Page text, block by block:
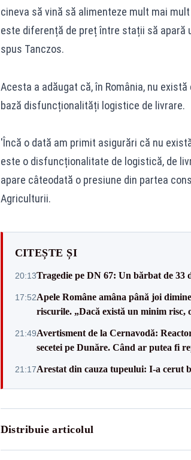
cineva să vină să alimenteze mult mai
este diferență de preț între stații să apară
spus Tanczos.
Acesta a adăugat că, în România, nu
bază disfuncționalități logistice de livrare.
'Încă o dată am primit asigurări că nu
este o disfuncționalitate de logistică, de
apare câteodată o presiune din partea
Agriculturii.
CITEȘTE ȘI
20:13Tragedie pe DN 67: Un bărbat de
17:52Apele Române amâna până joi
riscurile. „Dacă există un minim risc,
21:49Avertisment de la Cernavodă:
secetei pe Dunăre. Când ar putea fi
21:17Arestat din cauza tupeului: I-a cerut
Distribuie articolul